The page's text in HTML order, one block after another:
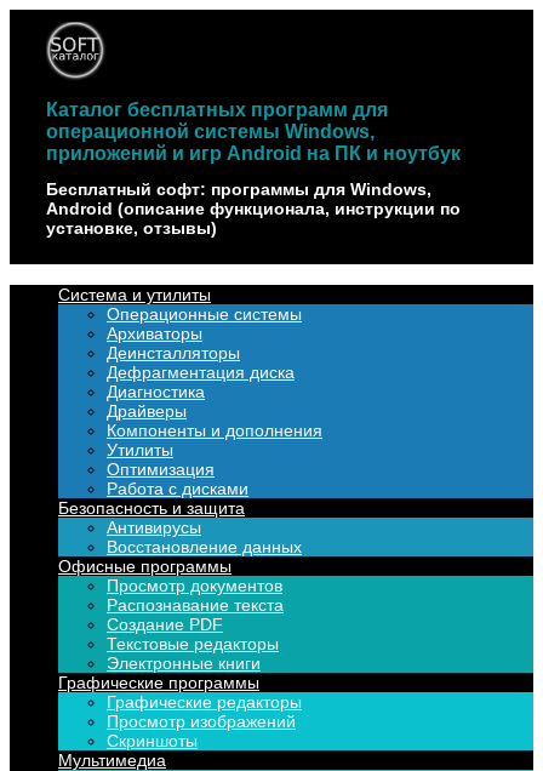
Наверх
Каталог бесплатных программ для
операционной системы Windows,
приложений и игр Android на ПК и ноутбук
Бесплатный софт: программы для Windows,
Android (описание функционала, инструкции по
установке, отзывы)
Система и утилиты
Операционные системы
Архиваторы
Деинсталляторы
Дефрагментация диска
Диагностика
Драйверы
Компоненты и дополнения
Утилиты
Оптимизация
Работа с дисками
Безопасность и защита
Антивирусы
Восстановление данных
Офисные программы
Просмотр документов
Распознавание текста
Создание PDF
Текстовые редакторы
Электронные книги
Графические программы
Графические редакторы
Просмотр изображений
Скриншоты
Мультимедиа